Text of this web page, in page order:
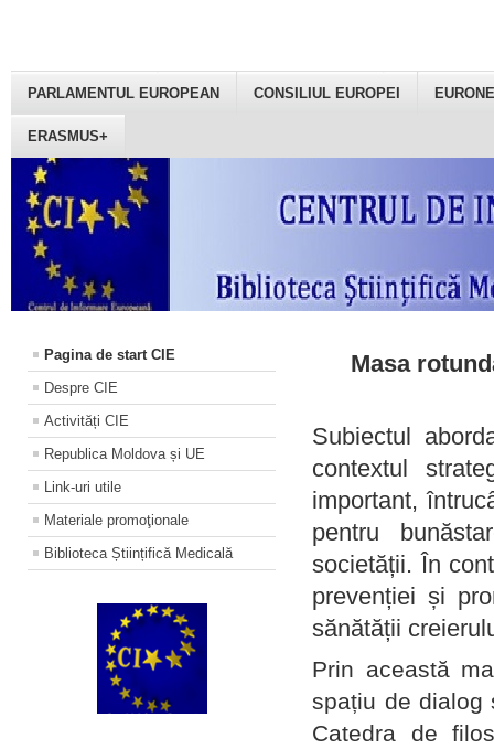
PARLAMENTUL EUROPEAN CONSILIUL EUROPEI
ERASMUS+
Pagina de start CIE
Despre CIE
Activități CIE
Republica Moldova și UE
Link-uri utile
Materiale promoţionale
Biblioteca Științifică Medicală
Masa
Subiectul
contextul
important,
pentru
societății. În
prevenției și
sănătății
Prin această
spațiu de dialog
Catedra de